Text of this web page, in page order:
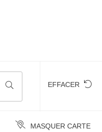
EFFACER
MASQUER CARTE